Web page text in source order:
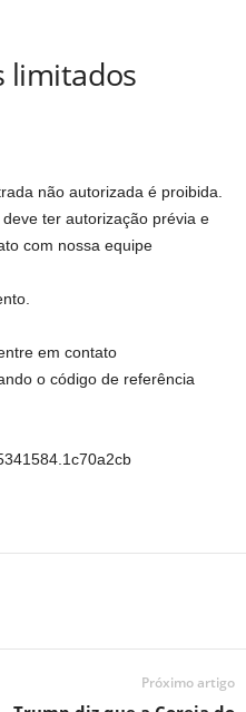
limitados
não autorizada é proibida.
ter autorização prévia e
com nossa equipe
em contato
o código de referência
Próximo artigo